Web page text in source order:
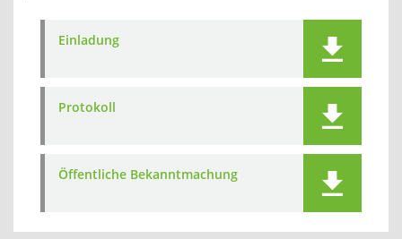
Einladung
Protokoll
Öffentliche Bekanntmachung